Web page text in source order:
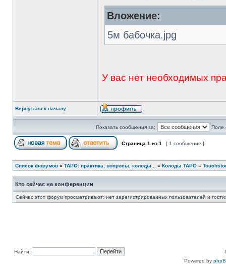
Вложение:
5м бабочка.jpg
У вас нет необходимых
Вернуться к началу
Показать сообщения за: Поле
Страница 1 из 1 [ 1 сообщение ]
Список форумов » ТАРО: практика, вопросы, колоды... » Колоды ТАРО »
Кто сейчас на конференции
Сейчас этот форум просматривают: нет зарегистрированных пользователей и
Найти:
Powered by